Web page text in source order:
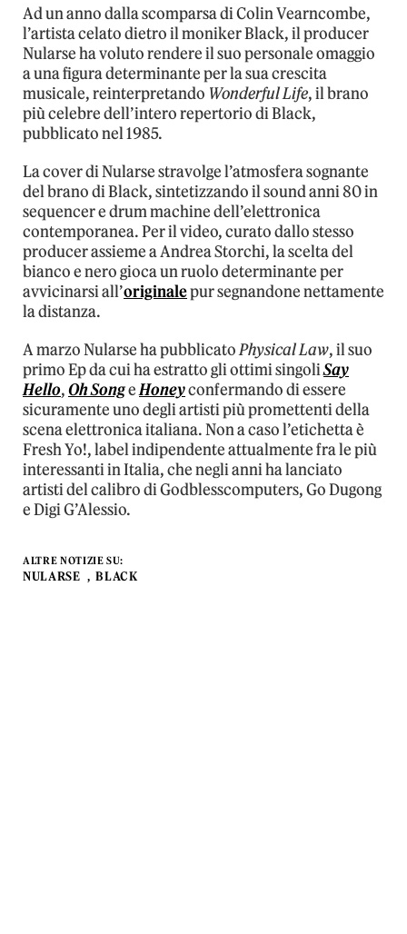
Ad un anno dalla scomparsa di Colin Vearncombe,
l’artista celato dietro il moniker Black, il producer
Nularse ha voluto rendere il suo personale omaggio
a una figura determinante per la sua crescita
musicale, reinterpretando Wonderful Life, il brano
più celebre dell’intero repertorio di Black,
pubblicato nel 1985.
La cover di Nularse stravolge l’atmosfera sognante
del brano di Black, sintetizzando il sound anni 80 in
sequencer e drum machine dell’elettronica
contemporanea. Per il video, curato dallo stesso
producer assieme a Andrea Storchi, la scelta del
bianco e nero gioca un ruolo determinante per
avvicinarsi all’originalepur segnandone nettamente
la distanza.
A marzo Nularse ha pubblicatoPhysical Law, il suo
primo Ep da cui ha estratto gli ottimi singoliSay
Hello,Oh SongeHoneyconfermando di essere
sicuramente uno degli artisti più promettenti della
scena elettronica italiana. Non a caso l’etichetta è
Fresh Yo!, label indipendente attualmente fra le più
interessanti in Italia, che negli anni ha lanciato
artisti del calibro di Godblesscomputers, Go Dugong
e Digi G’Alessio.
ALTRE NOTIZIE SU:
NULARSE BLACK